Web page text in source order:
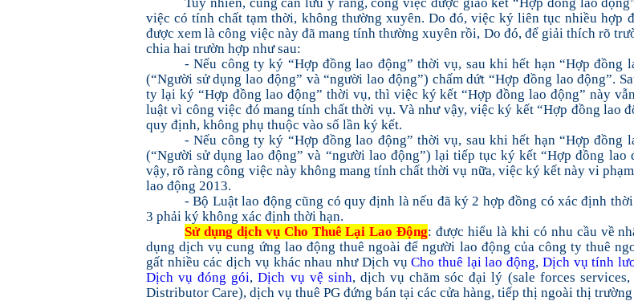
việc có tính chất tạm thời, không thường xuyên. Do đó, việc ký liên tục nhiều hợp
được xem là công việc này đã mang tính thường xuyên rồi, Do đó, để giải thích rõ
chia hai trườn hợp như sau:
- Nếu công ty ký “Hợp đồng lao động” thời vụ, sau khi hết hạn “Hợp đồng
(“Người sử dụng lao động” và “người lao động”) chấm dứt “Hợp đồng lao động”.
ty lại ký “Hợp đồng lao động” thời vụ, thì việc ký kết “Hợp đồng lao động” này
luật vì công việc đó mang tính chất thời vụ. Và như vậy, việc ký kết “Hợp đồng lao
quy định, không phụ thuộc vào số lần ký kết.
- Nếu công ty ký “Hợp đồng lao động” thời vụ, sau khi hết hạn “Hợp đồng
(“Người sử dụng lao động” và “người lao động”) lại tiếp tục ký kết “Hợp đồng lao
vậy, rõ ràng công việc này không mang tính chất thời vụ nữa, việc ký kết này vi
lao động 2013.
- Bộ Luật lao động cũng có quy định là nếu đã ký 2 hợp đồng có xác định
3 phải ký không xác định thời hạn.
Sử dụng dịch vụ Cho Thuê Lại Lao Động: được hiểu là khi có nhu cầu về
dụng dịch vụ cung ứng lao động thuê ngoài để người lao động của công ty thuê
gất nhiều các dịch vụ khác nhau như Dịch vụCho thuê lại lao động, Dịch vụ tính
Dịch vụ đóng gói,Dịch vụ vệ sinh, dịch vụ chăm sóc đại lý (sale forces
Distributor Care), dịch vụ thuê PG đứng bán tại các cửa hàng, tiếp thị ngoài thị